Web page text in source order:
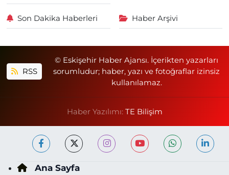
Son Dakika Haberleri Haber Arşivi
RSS
© Eskişehir Haber Ajansı. İçerikten yazarları
sorumludur; haber, yazı ve fotoğraflar izinsiz
kullanılamaz.
Haber Yazılımı: TE Bilişim
Ana Sayfa